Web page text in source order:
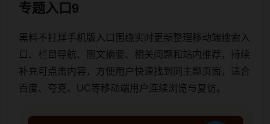
专题入口9
黑料不打烊手机版入口围绕实时更新整理移动端搜索入
口、栏目导航、图文摘要、相关问题和站内推荐，持续
补充可点击内容，方便用户快速找到同主题页面，适合
百度、夸克、UC等移动端用户连续浏览与复访。